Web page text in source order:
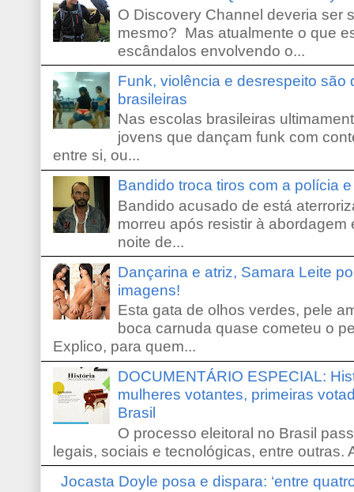
O Discovery Channel deveria ser
mesmo? Mas atualmente o que
escândalos envolvendo o...
Funk, violência e desrespeito são
brasileiras
Nas escolas brasileiras
jovens que dançam funk com
entre si, ou...
Bandido troca tiros com a polícia
Bandido acusado de está
morreu após resistir à
noite de...
Dançarina e atriz, Samara Leite
imagens!
Esta gata de olhos verdes, pele
boca carnuda quase cometeu o
Explico, para quem...
DOCUMENTÁRIO ESPECIAL:
mulheres votantes, primeiras
Brasil
O processo eleitoral no Brasil
legais, sociais e tecnológicas, entre outras.
Jocasta Doyle posa e dispara: ‘entre